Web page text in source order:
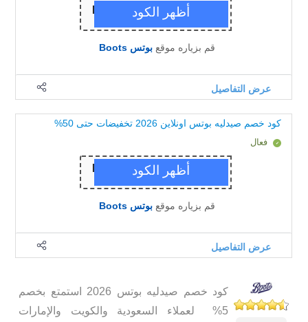
قم بزياره موقعبوتس Boots
عرض التفاصيل
كود خصم صيدليه بوتس اونلاين 2026 تخفيضات حتى 50%
فعال
قم بزياره موقعبوتس Boots
عرض التفاصيل
كود خصم صيدليه بوتس 2026 استمتع بخصم
5% لعملاء السعودية والكويت والإمارات